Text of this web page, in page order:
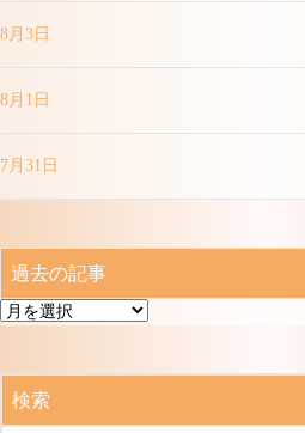
8月3日
8月1日
7月31日
過去の記事
過
記
検索